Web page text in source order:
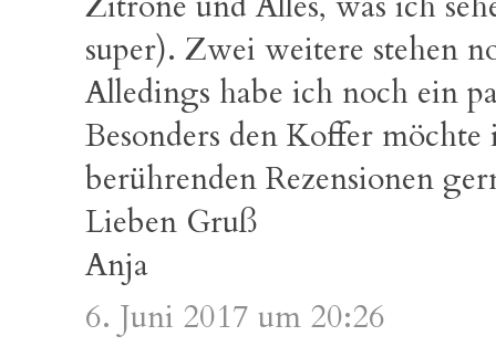
super). Zwei weitere stehen
Alledings habe ich noch ein
Besonders den Koffer
berührenden Rezensionen
Lieben Gruß
Anja
6. Juni 2017 um 20:26